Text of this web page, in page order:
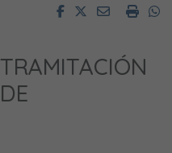
FacebookTwitterEmail
TRAMITACIÓN
DE